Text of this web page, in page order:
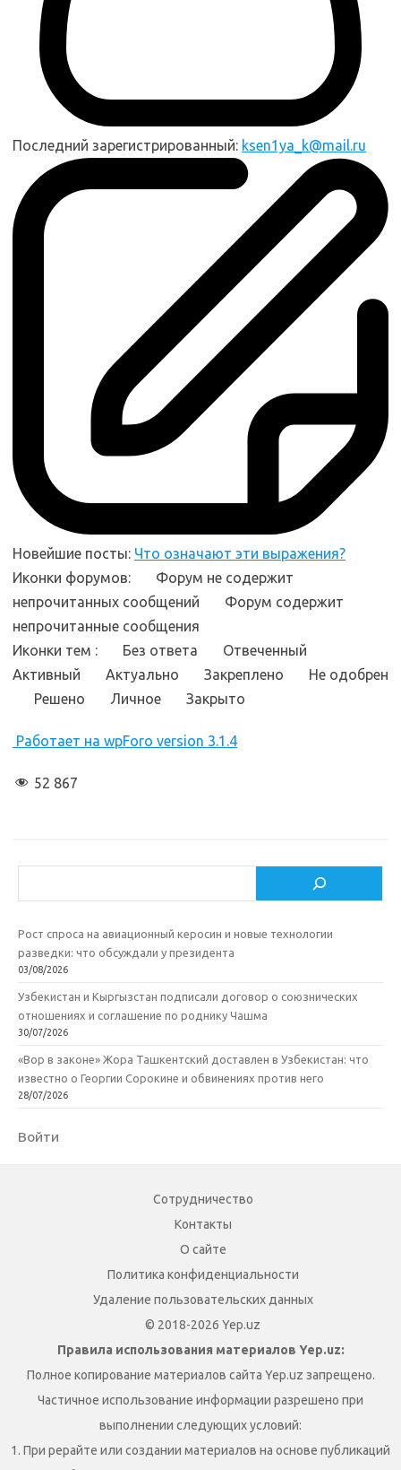
Последний зарегистрированный: ksen1ya_k@mail.ru
Новейшие посты: Что означают эти выражения?
Иконки форумов:
Форум не содержит
непрочитанных сообщений
Форум содержит
непрочитанные сообщения
Иконки тем :
Без ответа
Отвеченный
Активный
Актуально Закреплено
Не одобрен
Решено
Личное Закрыто
Работает на wpForo version 3.1.4
52 867
Рост спроса на авиационный керосин и новые технологии
разведки: что обсуждали у президента
03/08/2026
Узбекистан и Кыргызстан подписали договор о союзнических
отношениях и соглашение по роднику Чашма
30/07/2026
«Вор в законе» Жора Ташкентский доставлен в Узбекистан: что
известно о Георгии Сорокине и обвинениях против него
28/07/2026
Войти
Сотрудничество
Контакты
О сайте
Политика конфиденциальности
Удаление пользовательских данных
© 2018-2026 Yep.uz
Правила использования материалов Yep.uz:
Полное копирование материалов сайта Yep.uz запрещено.
Частичное использование информации разрешено при
выполнении следующих условий:
1. При рерайте или создании материалов на основе публикаций